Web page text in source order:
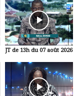
JT de 13h du 07 août 2026